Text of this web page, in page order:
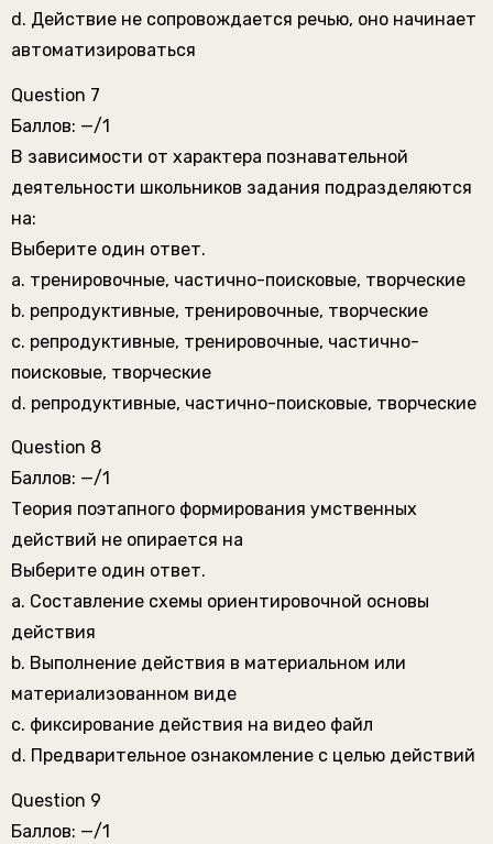
d. Действие не сопровождается речью, оно начинает
автоматизироваться
Question 7
Баллов: —/1
В зависимости от характера познавательной
деятельности школьников задания подразделяются
на:
Выберите один ответ.
a. тренировочные, частично-поисковые, творческие
b. репродуктивные, тренировочные, творческие
c. репродуктивные, тренировочные, частично-
поисковые, творческие
d. репродуктивные, частично-поисковые, творческие
Question 8
Баллов: —/1
Теория поэтапного формирования умственных
действий не опирается на
Выберите один ответ.
a. Составление схемы ориентировочной основы
действия
b. Выполнение действия в материальном или
материализованном виде
c. фиксирование действия на видео файл
d. Предварительное ознакомление с целью действий
Question 9
Баллов: —/1